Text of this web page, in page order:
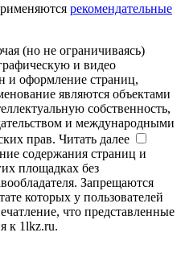
рекомендательные
(но не ограничиваясь)
и видео
и оформление страниц,
являются объектами
собственность,
и международными
прав. Читать далее
содержания страниц и
площадках без
Запрещаются
которых у пользователей
что представленные
к 1lkz.ru.